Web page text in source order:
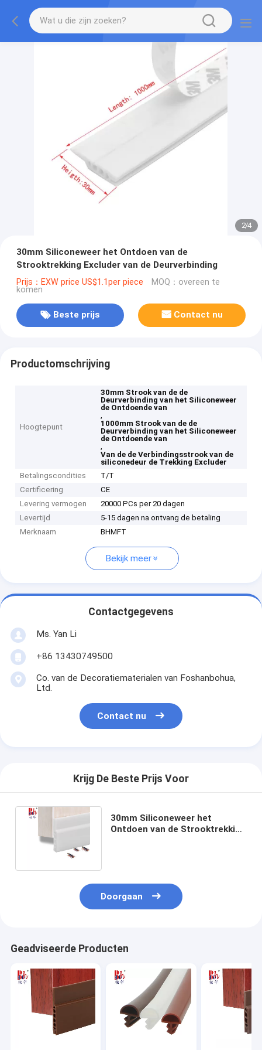
2/4
30mm Siliconeweer het Ontdoen van de
Strooktrekking Excluder van de Deurverbinding
Prijs：EXW price US$1.1per piece MOQ：overeen te
komen
Beste prijs Contact nu
Productomschrijving
Hoogtepunt
30mm Strook van de de
Deurverbinding van het Siliconeweer
de Ontdoende van
,
1000mm Strook van de de
Deurverbinding van het Siliconeweer
de Ontdoende van
,
Van de de Verbindingsstrook van de
siliconedeur de Trekking Excluder
Betalingscondities
T/T
Certificering
CE
Levering vermogen
20000 PCs per 20 dagen
Levertijd
5-15 dagen na ontvang de betaling
Merknaam
BHMFT
Bekijk meer
Contactgegevens
Ms. Yan Li
+86 13430749500
Co. van de Decoratiematerialen van Foshanbohua,
Ltd.
Contact nu
Krijg De Beste Prijs Voor
30mm Siliconeweer het
Ontdoen van de Strooktrekking
Doorgaan
Geadviseerde Producten